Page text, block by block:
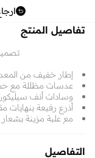
تفاصيل المنتج
إطار خفيف من
عدسات مظللة مع
وسادات أنف سيليكون
أذرع رفيعة بنهايات
مع علبة مزينة بشعار
التفاصيل